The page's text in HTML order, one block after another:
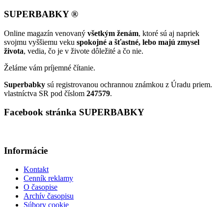
SUPERBABKY ®
Online magazín venovaný všetkým ženám, ktoré sú aj napriek
svojmu vyššiemu veku spokojné a šťastné, lebo majú zmysel
života, vedia, čo je v živote dôležité a čo nie.
Želáme vám príjemné čítanie.
Superbabky sú registrovanou ochrannou známkou z Úradu priem.
vlastníctva SR pod číslom 247579.
Facebook stránka SUPERBABKY
Informácie
Kontakt
Cenník reklamy
O časopise
Archív časopisu
Súbory cookie